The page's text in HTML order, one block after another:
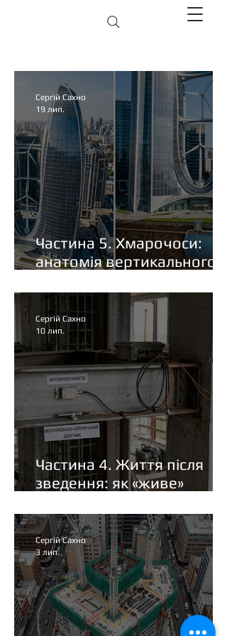
Частина 5. Хмарочоси:
анатомія вертикального
Сергій Сахно
19 лип.
Частина 4. Життя після
зведення: як «живе»
Сергій Сахно
10 лип.
Сергій Сахно
3 лип.